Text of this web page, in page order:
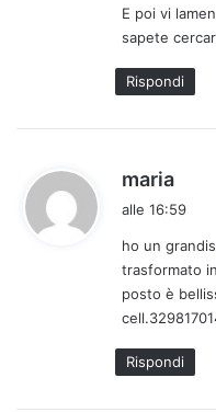
o
E poi vi
sapete
Rispondi
maria
e
t
o
:
alle 16:59
ho un
trasformato
posto è
Rispondi